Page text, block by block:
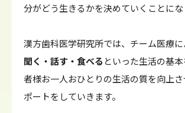
分がどう生きるかを決めていくことにな
漢方歯科医学研究所では、チーム医療に
聞く・話す・食べる といった生活の基
者様お一人おひとりの生活の質を向上
ポートをしていきます。